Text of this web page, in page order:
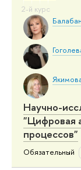
Научно-
"Цифровая
процессов"
Обязательный